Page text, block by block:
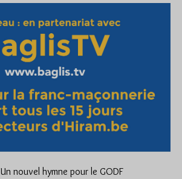
Un nouvel hymne pour le GODF